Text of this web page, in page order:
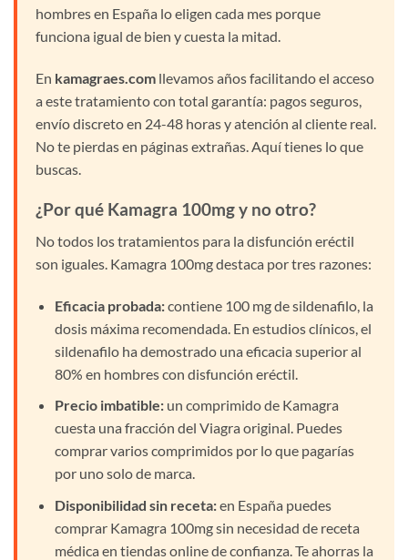
hombres en España lo eligen cada mes porque
funciona igual de bien y cuesta la mitad.
En kamagraes.com llevamos años facilitando el acceso
a este tratamiento con total garantía: pagos seguros,
envío discreto en 24-48 horas y atención al cliente real.
No te pierdas en páginas extrañas. Aquí tienes lo que
buscas.
¿Por qué Kamagra 100mg y no otro?
No todos los tratamientos para la disfunción eréctil
son iguales. Kamagra 100mg destaca por tres razones:
Eficacia probada:contiene 100 mg de sildenafilo, la
dosis máxima recomendada. En estudios clínicos, el
sildenafilo ha demostrado una eficacia superior al
80% en hombres con disfunción eréctil.
Precio imbatible:un comprimido de Kamagra
cuesta una fracción del Viagra original. Puedes
comprar varios comprimidos por lo que pagarías
por uno solo de marca.
Disponibilidad sin receta:en España puedes
comprar Kamagra 100mg sin necesidad de receta
médica en tiendas online de confianza. Te ahorras la